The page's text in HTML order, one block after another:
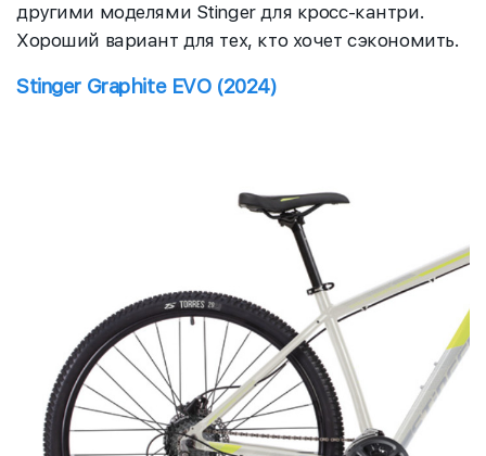
другими моделями Stinger для кросс-кантри.
Хороший вариант для тех, кто хочет сэкономить.
Stinger Graphite EVO (2024)